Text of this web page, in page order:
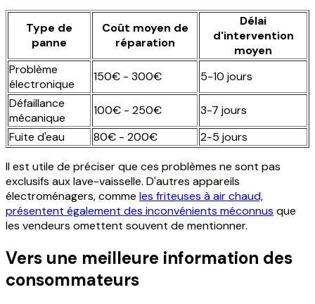
Type de
panne
Coût moyen de
réparation
Délai
d'intervention
moyen
Problème
électronique
150€ - 300€
5-10 jours
Défaillance
mécanique
100€ - 250€
3-7 jours
Fuite d'eau
80€ - 200€
2-5 jours
Il est utile de préciser que ces problèmes ne sont pas
exclusifs aux lave-vaisselle. D'autres appareils
électroménagers, comme les friteuses à air chaud,
présentent également des inconvénients méconnus que
les vendeurs omettent souvent de mentionner.
Vers une meilleure information des
consommateurs